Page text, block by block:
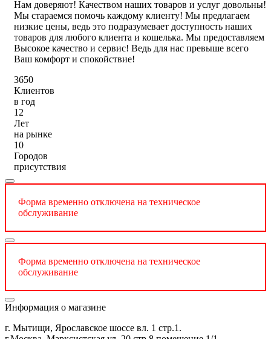
Нам доверяют! Качеством наших товаров и услуг довольны!
Мы стараемся помочь каждому клиенту! Мы предлагаем
низкие цены, ведь это подразумевает доступность наших
товаров для любого клиента и кошелька. Мы предоставляем
Высокое качество и сервис! Ведь для нас превыше всего
Ваш комфорт и спокойствие!
3650
Клиентов
в год
12
Лет
на рынке
10
Городов
присутствия
Форма временно отключена на техническое
обслуживание
Форма временно отключена на техническое
обслуживание
Информация о магазине
г. Мытищи, Ярославское шоссе вл. 1 стр.1.